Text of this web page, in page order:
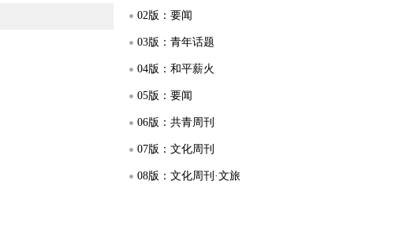
02版：要闻
03版：青年话题
04版：和平薪火
05版：要闻
06版：共青周刊
07版：文化周刊
08版：文化周刊·文旅